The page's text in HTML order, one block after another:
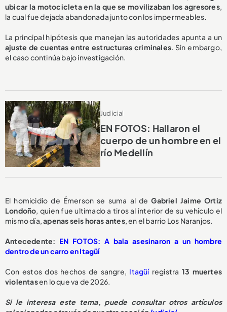
ubicar la motocicleta en la que se movilizaban los agresores,
la cual fue dejada abandonada junto con los impermeables.
La principal hipótesis que manejan las autoridades apunta a un
ajuste de cuentas entre estructuras criminales. Sin embargo,
el caso continúa bajo investigación.
Judicial
EN FOTOS: Hallaron el
cuerpo de un hombre en el
río Medellín
El homicidio de Émerson se suma al deGabriel Jaime Ortiz
Londoño , quien fue ultimado a tiros al interior de su vehículo el
mismo día,apenas seis horas antes, en el barrio Los Naranjos.
Antecedente: EN FOTOS: A bala asesinaron a un hombre
dentro de un carro en Itagüí
Con estos dos hechos de sangre, Itagüíregistra 13 muertes
violentasen lo que va de 2026.
Si le interesa este tema, puede consultar otros artículos